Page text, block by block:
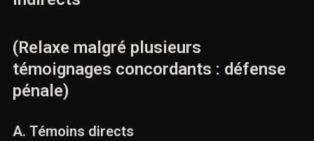
IV. Témoins directs et témoins
indirects
(Relaxe malgré plusieurs